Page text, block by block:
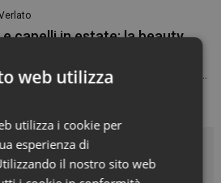
capelli in estate: la beauty
farmacia
scegliamo cosmetici più leggeri e...
web utilizza
utilizza i cookie per
esperienza di
il nostro sito web